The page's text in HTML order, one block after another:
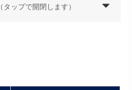
（タップで開閉します）